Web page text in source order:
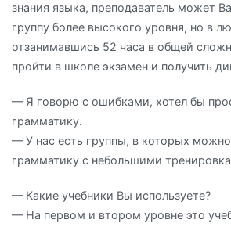
знания языка, преподаватель может
группу более высокого уровня, но в
отзанимавшись 52 часа в общей
пройти в школе экзамен и получить
— Я говорю с ошибками, хотел бы
грамматику.
— У нас есть группы, в которых
грамматику с небольшими
— Какие учебники Вы используете?
— На первом и втором уровне это